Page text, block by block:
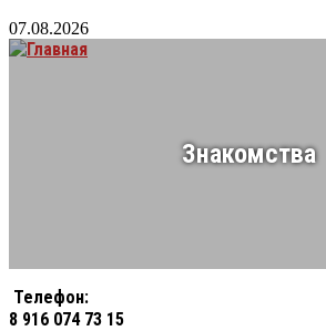
07.08.2026
Знакомства
Телефон:
8 916 074 73 15